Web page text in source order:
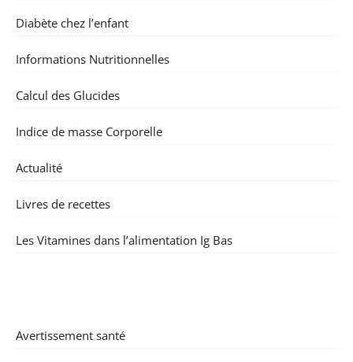
Diabète chez l’enfant
Informations Nutritionnelles
Calcul des Glucides
Indice de masse Corporelle
Actualité
Livres de recettes
Les Vitamines dans l’alimentation Ig Bas
Avertissement santé